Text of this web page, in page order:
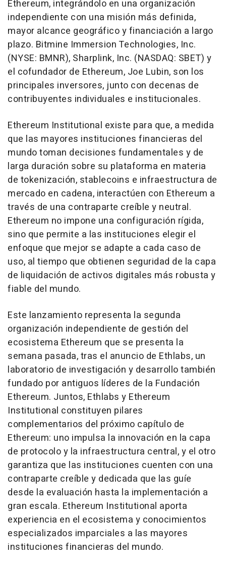
Ethereum, integrándolo en una organización
independiente con una misión más definida,
mayor alcance geográfico y financiación a largo
plazo. Bitmine Immersion Technologies, Inc.
(NYSE: BMNR), Sharplink, Inc. (NASDAQ: SBET) y
el cofundador de Ethereum, Joe Lubin, son los
principales inversores, junto con decenas de
contribuyentes individuales e institucionales.
Ethereum Institutional existe para que, a medida
que las mayores instituciones financieras del
mundo toman decisiones fundamentales y de
larga duración sobre su plataforma en materia
de tokenización, stablecoins e infraestructura de
mercado en cadena, interactúen con Ethereum a
través de una contraparte creíble y neutral.
Ethereum no impone una configuración rígida,
sino que permite a las instituciones elegir el
enfoque que mejor se adapte a cada caso de
uso, al tiempo que obtienen seguridad de la capa
de liquidación de activos digitales más robusta y
fiable del mundo.
Este lanzamiento representa la segunda
organización independiente de gestión del
ecosistema Ethereum que se presenta la
semana pasada, tras el anuncio de Ethlabs, un
laboratorio de investigación y desarrollo también
fundado por antiguos líderes de la Fundación
Ethereum. Juntos, Ethlabs y Ethereum
Institutional constituyen pilares
complementarios del próximo capítulo de
Ethereum: uno impulsa la innovación en la capa
de protocolo y la infraestructura central, y el otro
garantiza que las instituciones cuenten con una
contraparte creíble y dedicada que las guíe
desde la evaluación hasta la implementación a
gran escala. Ethereum Institutional aporta
experiencia en el ecosistema y conocimientos
especializados imparciales a las mayores
instituciones financieras del mundo.